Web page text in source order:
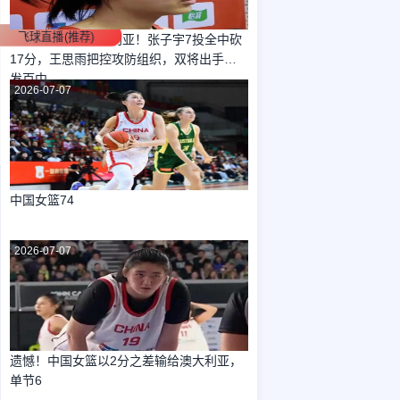
飞球直播(推荐)
女篮两分惜败澳大利亚！张子宇7投全中砍
17分，王思雨把控攻防组织，双将出手百
发百中
2026-07-07
中国女篮74
2026-07-07
遗憾！中国女篮以2分之差输给澳大利亚，
单节6